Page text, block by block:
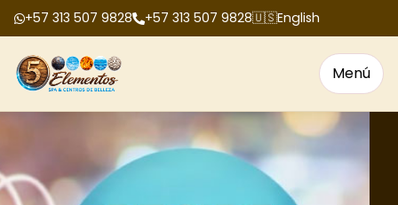
+57 313 507 9828 +57 313 507 9828🇺🇸English
Menú